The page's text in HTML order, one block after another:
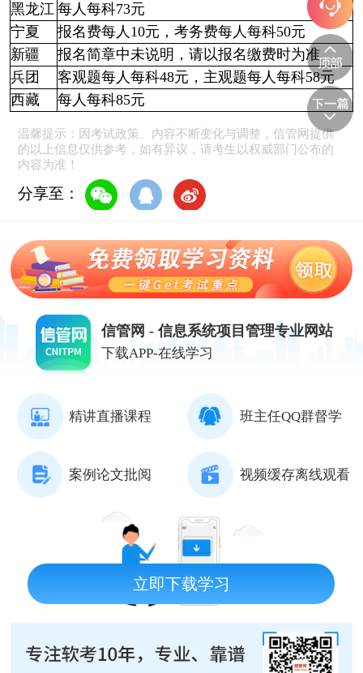
黑龙江 每人每科73元
宁夏
报名费每人10元，考务费每人每科50元
新疆
报名简章中未说明，请以报名缴费时为准
兵团
客观题每人每科48元，主观题每人每科58元
西藏
每人每科85元
温馨提示：因考试政策、内容不断变化与调整，信管网提供
的以上信息仅供参考，如有异议，请考生以权威部门公布的
内容为准！
分享至：
信管网 - 信息系统项目管理专业网站
下载APP-在线学习
精讲直播课程 班主任QQ群督学
案例论文批阅 视频缓存离线观看
立即下载学习